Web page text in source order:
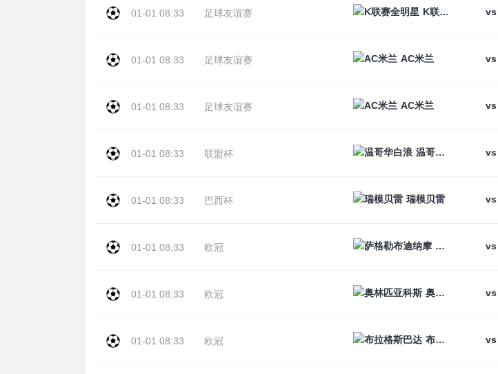
01-01 08:33 足球友谊赛 K联赛全明星 vs
01-01 08:33 足球友谊赛 AC米兰 vs
01-01 08:33 足球友谊赛 AC米兰 vs
01-01 08:33 联盟杯 温哥华白浪 vs
01-01 08:33 巴西杯 瑞模贝雷 vs
01-01 08:33 欧冠 萨格勒布迪纳摩
vs
01-01 08:33 欧冠 奥林匹亚科斯 vs
01-01 08:33 欧冠 布拉格斯巴达 vs